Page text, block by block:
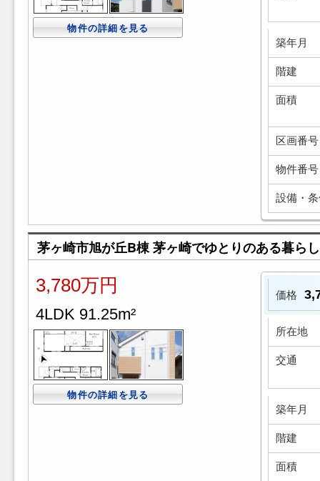
物件の詳細を見る
築年月
階建
面積
区画番号
物件番号
設備・
茅ヶ崎市旭が丘B棟 茅ヶ崎でゆとりのある暮ら
3,780万円
4LDK 91.25m²
物件の詳細を見る
価格
所在地
交通
築年月
階建
面積